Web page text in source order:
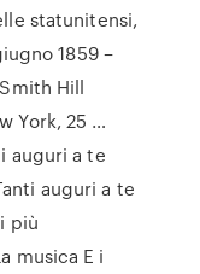
statunitensi,
1859 –
Hill
York, 25 …
auguri a te
auguri a te
più
musica E i